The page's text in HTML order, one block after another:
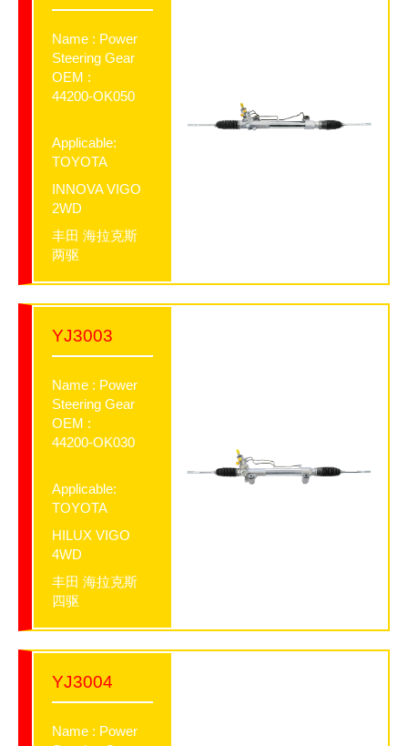
Name : Power
Steering Gear
OEM :
44200-OK050
Applicable:
TOYOTA
INNOVA VIGO
2WD
丰田 海拉克斯
两驱
YJ3003
Name : Power
Steering Gear
OEM :
44200-OK030
Applicable:
TOYOTA
HILUX VIGO
4WD
丰田 海拉克斯
四驱
YJ3004
Name : Power